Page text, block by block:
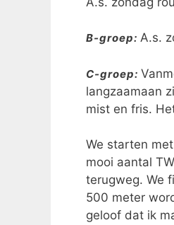
B-groep: A.s.
C-groep:
langzaamaan
mist en fris.
We starten
mooi aantal
terugweg. We
500 meter
geloof dat ik